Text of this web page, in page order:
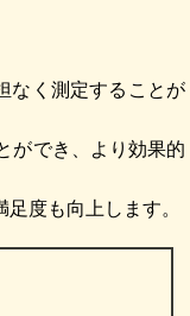
なく測定することが
ができ、より効果的
度も向上します。